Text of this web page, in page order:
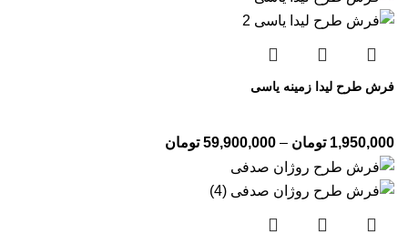
فرش طرح لیدا زمینه یاسی
1,950,000 تومان –
59,900,000 تومان